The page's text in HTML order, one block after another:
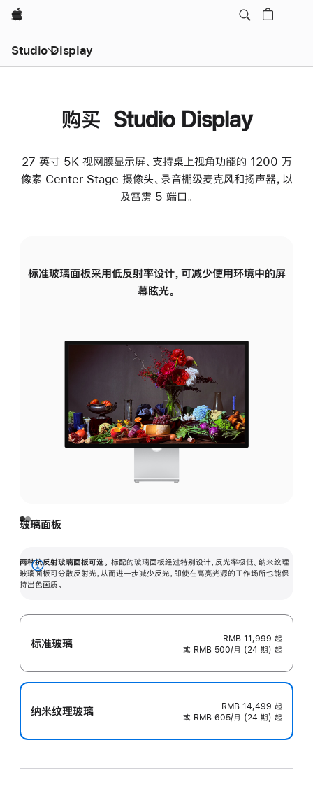
Apple
Studio Display
购买 Studio Display
27 英寸 5K 视网膜显示屏、支持桌上视角功能的 1200 万
像素 Center Stage 摄像头、录音棚级麦克风和扬声器，以
及雷雳 5 端口。
标准玻璃面板采用低反射率设计，可减少使用环境中的屏
幕眩光。
玻璃面板
两种抗反射玻璃面板可选。 标配的玻璃面板经过特别设计，反光率极低。纳米纹理
玻璃面板可分散反射光，从而进一步减少反光，即使在高亮光源的工作场所也能保
持出色画质。
展
开
标准玻璃 RMB 11,999 起
或 RMB 500/月 (24 期) 起
纳米纹理玻璃 RMB 14,499 起
或 RMB 605/月 (24 期) 起